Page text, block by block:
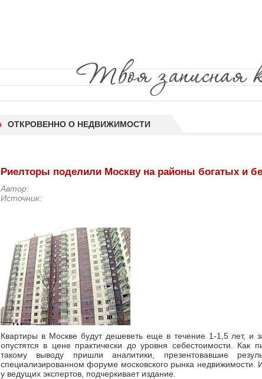
ОТКРОВЕННО О НЕДВИЖИМОСТИ
Риелторы поделили Москву на районы богатых и
Автор:
Источник:
Квартиры в Москве будут дешеветь еще в течение 1-1,5 лет, и
опустятся в цене практически до уровня себестоимости. Как
такому выводу пришли аналитики, презентовавшие
специализированном форуме московского рынка
у ведущих экспертов, подчеркивает издание.